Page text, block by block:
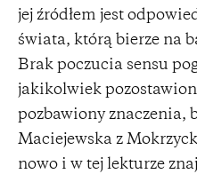
jej źródłem jest
świata, którą bierze na
Brak poczucia sensu
jakikolwiek
pozbawiony znaczenia,
Maciejewska z
nowo i w tej lekturze